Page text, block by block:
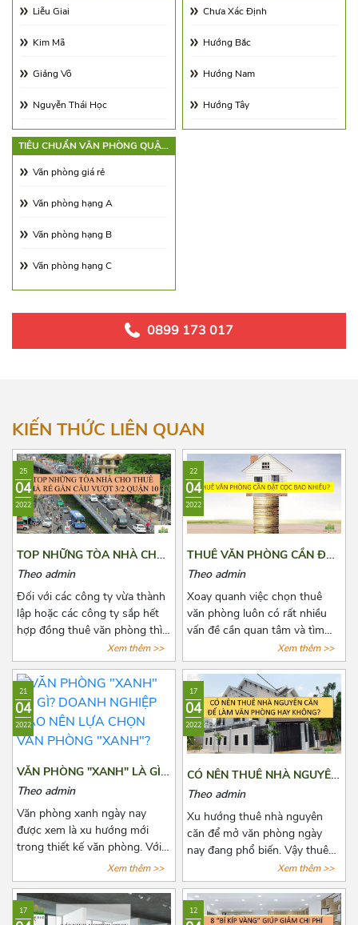
Từ 21.0 - 25.0$/m2
Từ 25.0 - 30.0$/m2
Từ 30.0 - 65.0$/m2
Từ 65.00 - 100.00$/m2
Diện tích 180 - 250m2
Diện tích 250 - 350m2
Diện tích 350 - 500m2
Trên 500m2
Liễu Giai
Kim Mã
Giảng Võ
Nguyễn Thái Học
Vạn Phúc
Đội Cấn
Núi Trúc
Láng Hạ
Lê Duẩn
Điện Biên Phủ
Nguyễn Trường Tộ
Ngọc Khánh
Phạm Huy Thông
Chưa Xác Định
Hướng Bắc
Hướng Nam
Hướng Tây
TIÊU CHUẨN VĂN PHÒNG QUẬN
Văn phòng giá rẻ
Văn phòng hạng A
Văn phòng hạng B
Văn phòng hạng C
0899 173 017
KIẾN THỨC LIÊN QUAN
25
04
2022
TOP NHỮNG TÒA NHÀ CHO
THUÊ GIÁ RẺ GẦN CẦU
Theo admin
Đối với các công ty vừa thành
lập hoặc các công ty sắp hết
hợp đồng thuê văn phòng thì
việc chọn thuê văn phòng luôn
là vấn đề đáng quan tâm. Để
tìm được một văn phòng vừa
ý, giá cả hợp lý, vị trí thuận tiện
đi lại, cơ sở hạ tầng tốt thật sự
khiến các chủ doanh nghiệp
cân nhắc lựa chọn rất nhiều.
Bài viết này, Azoffice sẽ chia
nhà cho thuê giá rẻ gần cầu
vượt 3/2 quận 10.
Xem thêm >>
22
04
2022
THUÊ VĂN PHÒNG CẦN ĐẶT
CỌC BAO NHIÊU?
Theo admin
Xoay quanh việc chọn thuê
văn phòng luôn có rất nhiều
vấn đề cần quan tâm và tìm
hiểu đặc biệt là các khoản chi
phí thuê, chi phí phát sinh cố
định, tiền cọc,...Chính vì vậy
trước khi quyết định thuê văn
phòng, bên thuê cần biết rõ số
tiền cọc và các loại chi phí
thuê hằng tháng, những quy
định pháp luật có liên quan và
cách để lấy lại tiền cọc trong
những trường hợp rủi ro có
thể xảy ra. Cùng Azoffice tìm
hiểu thêm về nội dung này
trong bài viết dưới đây nhé!
Xem thêm >>
21
04
2022
VĂN PHÒNG "XANH" LÀ GÌ?
DOANH NGHIỆP NÀO NÊN
"XANH"?
Theo admin
Văn phòng xanh ngày nay
được xem là xu hướng mới
trong thiết kế văn phòng. Với
xu hướng này, không những
giúp thanh lọc không khí mà
còn mang tới một không gian
làm việc thư thái và nhiều
Xem thêm >>
17
04
2022
CÓ NÊN THUÊ NHÀ NGUYÊN
CĂN ĐỂ LÀM VĂN PHÒNG
Theo admin
Xu hướng thuê nhà nguyên
căn để mở văn phòng ngày
nay đang phổ biến. Vậy thuê
nhà nguyên văn để làm văn
phòng có lợi ích như thế nào?
Có nên hay không nên? Cùng
Azoffice tìm câu trả lời các câu
Xem thêm >>
17 12